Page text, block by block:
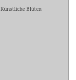
Künstliche Blüten